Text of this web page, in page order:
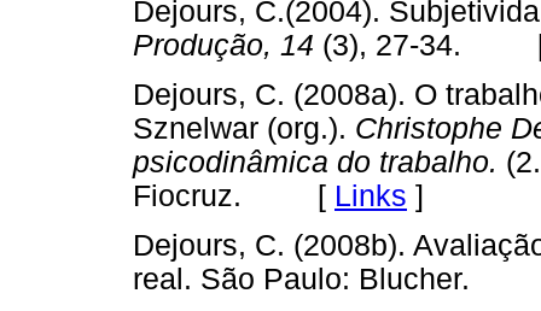
Dejours, C.(2004).
Produção, 14 (3), 27-34.
Dejours, C. (2008a). O
Sznelwar (org.). Christophe
psicodinâmica do trabalho.
Fiocruz. [ Links ]
Dejours, C. (2008b).
real. São Paulo: